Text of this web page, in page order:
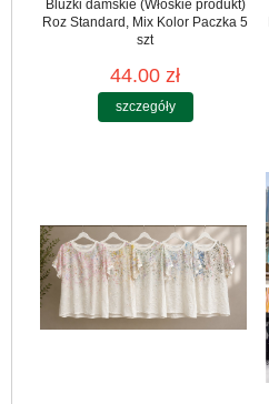
Bluzki damskie (Włoskie produkt)
Roz Standard, Mix Kolor Paczka 5
szt
44.00 zł
szczegóły